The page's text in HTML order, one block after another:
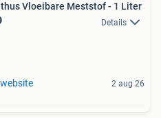
Vloeibare Meststof - 1 Liter
Details
2 aug 26